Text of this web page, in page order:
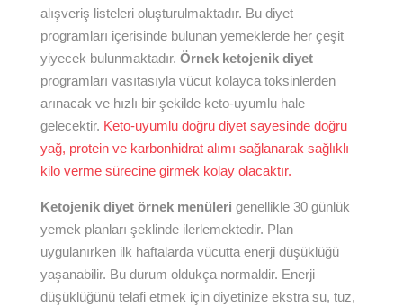
alışveriş listeleri oluşturulmaktadır. Bu diyet
programları içerisinde bulunan yemeklerde her çeşit
yiyecek bulunmaktadır. Örnek ketojenik diyet
programları vasıtasıyla vücut kolayca toksinlerden
arınacak ve hızlı bir şekilde keto-uyumlu hale
gelecektir. Keto-uyumlu doğru diyet sayesinde doğru
yağ, protein ve karbonhidrat alımı sağlanarak sağlıklı
kilo verme sürecine girmek kolay olacaktır.
Ketojenik diyet örnek menüleri genellikle 30 günlük
yemek planları şeklinde ilerlemektedir. Plan
uygulanırken ilk haftalarda vücutta enerji düşüklüğü
yaşanabilir. Bu durum oldukça normaldir. Enerji
düşüklüğünü telafi etmek için diyetinize ekstra su, tuz,